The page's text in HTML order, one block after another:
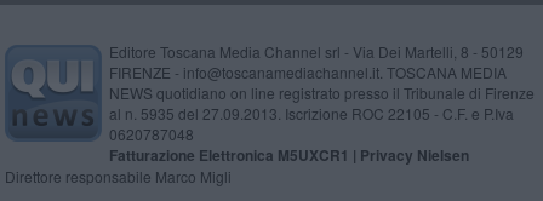
Editore Toscana Media Channel srl - Via Dei Martelli, 8 - 50129
FIRENZE - info@toscanamediachannel.it. TOSCANA MEDIA
NEWS quotidiano on line registrato presso il Tribunale di Firenze
al n. 5935 del 27.09.2013. Iscrizione ROC 22105 - C.F. e P.Iva
0620787048
Fatturazione Elettronica M5UXCR1 | Privacy Nielsen
Direttore responsabile Marco Migli